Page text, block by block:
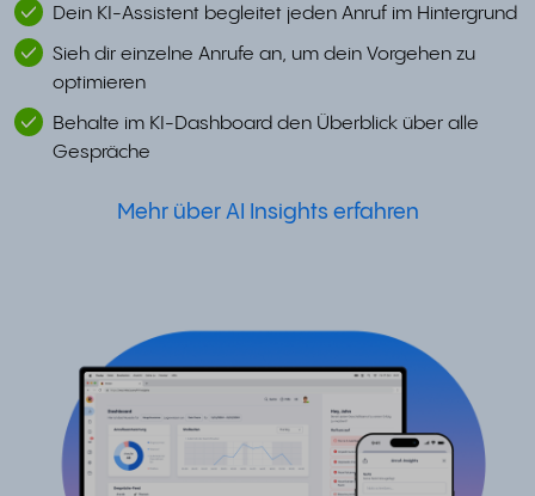
Dein KI-Assistent begleitet jeden Anruf im Hintergrund
Sieh dir einzelne Anrufe an, um dein Vorgehen zu
optimieren
Behalte im KI-Dashboard den Überblick über alle
Gespräche
Mehr über AI Insights erfahren